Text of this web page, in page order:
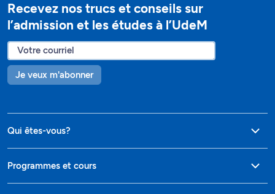
Recevez nos trucs et conseils sur
l’admission et les études à l’UdeM
Je veux m'abonner
Qui êtes-vous?
Programmes et cours